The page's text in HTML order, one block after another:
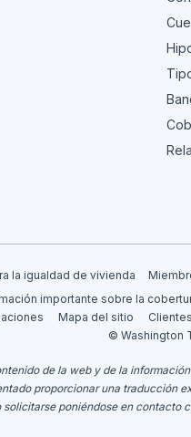
la igualdad de vivienda
importante sobre la
Mapa del sitio
© Washington
de la web y de la
proporcionar una traducción
poniéndose en contacto